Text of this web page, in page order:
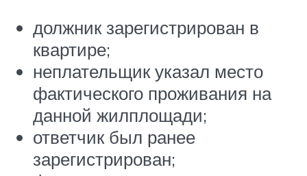
должник зарегистрирован в
квартире;
неплательщик указал место
фактического проживания на
данной жилплощади;
ответчик был ранее
зарегистрирован;